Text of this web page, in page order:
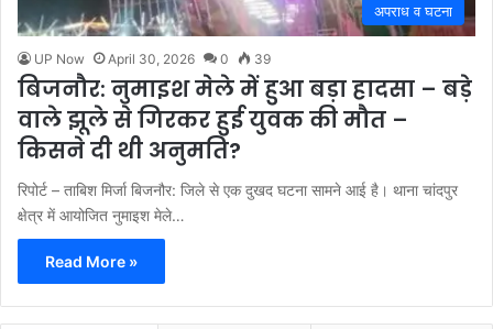
अपराध व घटना
UP Now April 30, 2026 0 39
बिजनौर: नुमाइश मेले में हुआ बड़ा हादसा – बड़े
वाले झूले से गिरकर हुई युवक की मौत –
किसने दी थी अनुमति?
रिपोर्ट – ताबिश मिर्जा बिजनौर: जिले से एक दुखद घटना सामने आई है। थाना चांदपुर
क्षेत्र में आयोजित नुमाइश मेले…
Read More »